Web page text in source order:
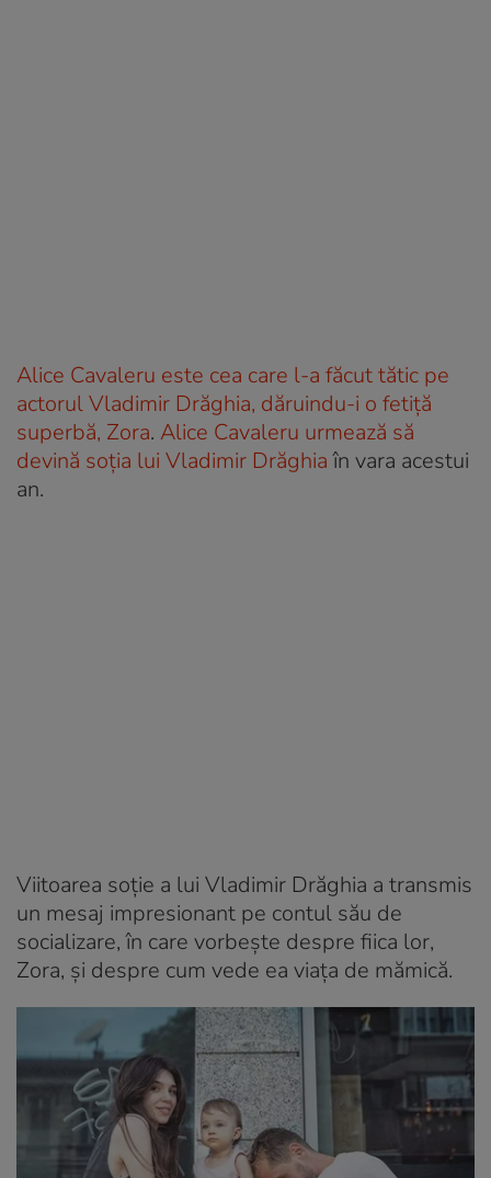
Alice Cavaleru este cea care l-a făcut tătic pe
actorul Vladimir Drăghia, dăruindu-i o fetiță
superbă, Zora. Alice Cavaleru urmează să
devină soția lui Vladimir Drăghiaîn vara acestui
an.
Viitoarea soție a lui Vladimir Drăghia a transmis
un mesaj impresionant pe contul său de
socializare, în care vorbește despre fiica lor,
Zora, și despre cum vede ea viața de mămică.